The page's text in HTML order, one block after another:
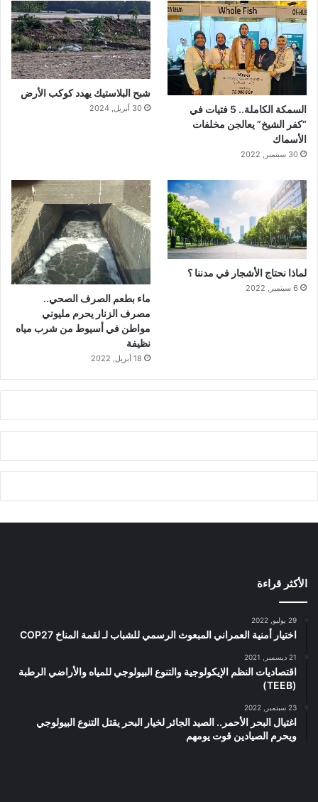
السمكة الكاملة.. 5 فتيات في
“كفر الشيخ” يعالجن مخلفات
الأسماك
30 سبتمبر, 2022
شبح البلاستيك يهدد كوكب الأرض
30 أبريل, 2024
لماذا نحتاج الأشجار في مدننا ؟
6 سبتمبر, 2022
ماء بطعم الصرف الصحي..
مصرف الزنار يحرم مليوني
مواطن في أسيوط من شرب مياه
نظيفة
18 أبريل, 2022
الأكثر قراءة
29 يوليو, 2022
اختيار أمنية العمراني المبعوث الرسمي للشباب لـ لقمة المناخ COP27
21 ديسمبر, 2021
اقتصاديات النظم الإيكولوجية والتنوع البيولوجي للمياه والأراضي الرطبة
(TEEB)
23 سبتمبر, 2022
اغتيال البحر الأحمر.. الصيد الجائر لخيار البحر يقتل التنوع البيولوجي
ويحرم الصيادين قوت يومهم